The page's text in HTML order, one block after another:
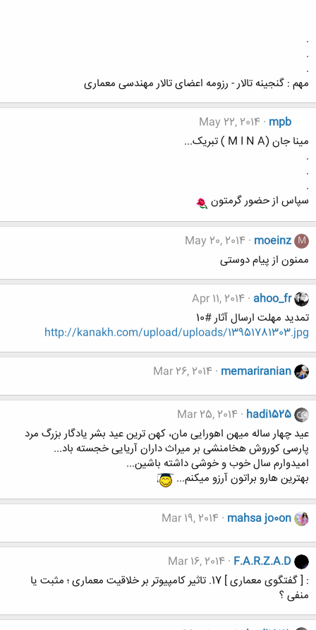
.
.
.
مهم : گنجینه تالار - رزومه اعضای تالار مهندسی معماری
mpb
May 22, 2014
مینا جان (M I N A ) تبریک...
.
.
.
سپاس از حضور گرمتون
M
moeinz
May 20, 2014
ممنون از پیام دوستی
ahoo_fr
Apr 11, 2014
تمدید مهلت ارسال آثار #10
http://kanakh.com/upload/uploads/13951781303.jpg
memariranian
Mar 26, 2014
hadi1525
Mar 25, 2014
عید چهار ساله میهن اهورایی مان، کهن ترین عید بشر یادگار بزرگ مرد
پارسی کوروش هخامنشی بر میراث داران آریایی خجسته باد...
امیدوارم سال خوب و خوشی داشته باشین...
بهترین هارو براتون آرزو میکنم...
mahsa jo0on
Mar 19, 2014
F.A.R.Z.A.D
Mar 16, 2014
: [ گفتگوی معماری ] 17. تاثیر کامپیوتر بر خلاقیت معماری ؛ مثبت یا
منفی ؟